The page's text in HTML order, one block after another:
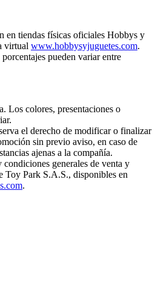
en tiendas físicas oficiales Hobbys y
virtual www.hobbysyjuguetes.com.
pueden variar entre
Los colores, presentaciones o
el derecho de modificar o finalizar
sin previo aviso, en caso de
ajenas a la compañía.
generales de venta y
Toy Park S.A.S., disponibles en
.